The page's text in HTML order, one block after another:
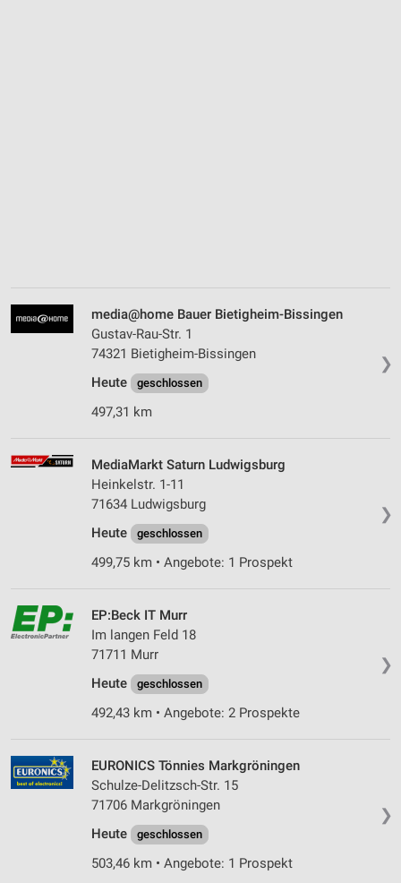
❯
media@home Bauer Bietigheim-Bissingen
Gustav-Rau-Str. 1
74321 Bietigheim-Bissingen
Heute
geschlossen
497,31 km
❯
MediaMarkt Saturn Ludwigsburg
Heinkelstr. 1-11
71634 Ludwigsburg
Heute
geschlossen
499,75 km • Angebote: 1 Prospekt
❯
EP:Beck IT Murr
Im langen Feld 18
71711 Murr
Heute
geschlossen
492,43 km • Angebote: 2 Prospekte
❯
EURONICS Tönnies Markgröningen
Schulze-Delitzsch-Str. 15
71706 Markgröningen
Heute
geschlossen
503,46 km • Angebote: 1 Prospekt